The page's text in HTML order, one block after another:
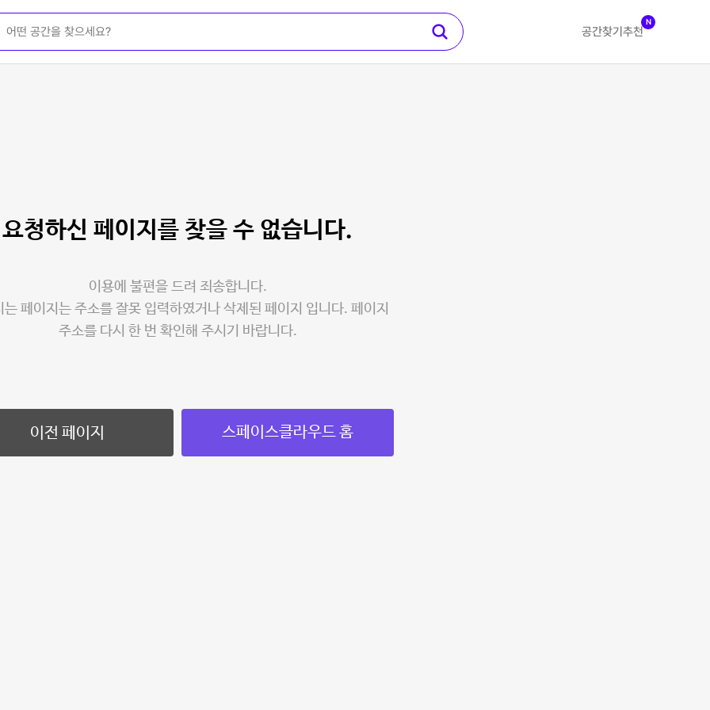
공간찾기 추천
N
요청하신 페이지를 찾을 수 없습니다.
이용에 불편을 드려 죄송합니다.
는 페이지는 주소를 잘못 입력하였거나 삭제된 페이지 입니다. 페이지
주소를 다시 한 번 확인해 주시기 바랍니다.
이전 페이지 스페이스클라우드 홈